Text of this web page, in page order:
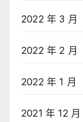
2022 年 3 月
2022 年 2 月
2022 年 1 月
2021 年 12 月